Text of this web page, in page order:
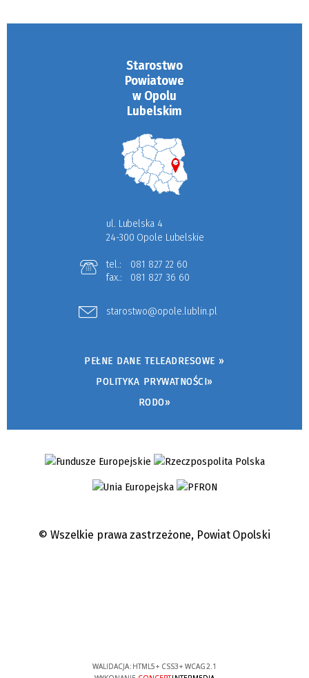
Starostwo
Powiatowe
w Opolu
Lubelskim
ul. Lubelska 4
24-300 Opole Lubelskie
tel.:
081 827 22 60
fax.:
081 827 36 60
starostwo@opole.lublin.pl
PEŁNE DANE TELEADRESOWE »
POLITYKA PRYWATNOŚCI»
RODO»
© Wszelkie prawa zastrzeżone, Powiat Opolski
WALIDACJA: HTML5+ CSS3+ WCAG 2.1